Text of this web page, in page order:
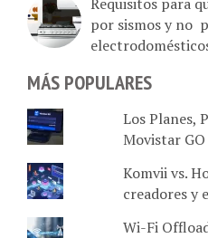
por sismos y no
MÁS POPULARES
Los Planes,
Movistar
Komvii vs.
creadores y
Wi-Fi